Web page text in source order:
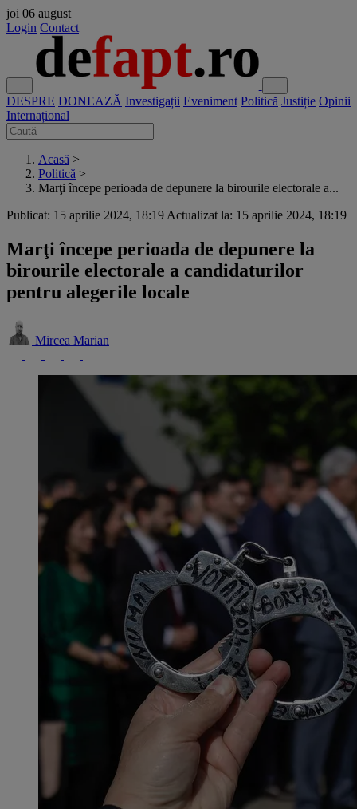
joi 06 august
Login Contact
DESPRE DONEAZĂ Investigații Eveniment Politică Justiție Opinii
Internațional
Acasă >
Politică >
Marţi începe perioada de depunere la birourile electorale a...
Publicat: 15 aprilie 2024, 18:19 Actualizat la: 15 aprilie 2024, 18:19
Marţi începe perioada de depunere la
birourile electorale a candidaturilor
pentru alegerile locale
Mircea Marian